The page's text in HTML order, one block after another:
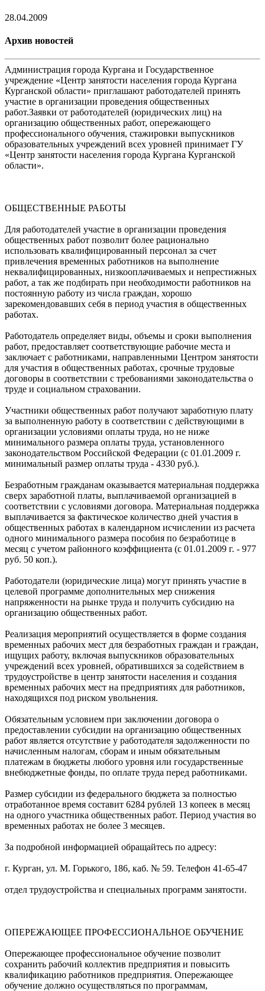
28.04.2009
Архив новостей
Администрация города Кургана и Государственное
учреждение «Центр занятости населения города Кургана
Курганской области» приглашают работодателей принять
участие в организации проведения общественных
работ.Заявки от работодателей (юридических лиц) на
организацию общественных работ, опережающего
профессионального обучения, стажировки выпускников
образовательных учреждений всех уровней принимает ГУ
«Центр занятости населения города Кургана Курганской
области».
ОБЩЕСТВЕННЫЕ РАБОТЫ
Для работодателей участие в организации проведения
общественных работ позволит более рационально
использовать квалифицированный персонал за счет
привлечения временных работников на выполнение
неквалифицированных, низкооплачиваемых и непрестижных
работ, а так же подбирать при необходимости работников на
постоянную работу из числа граждан, хорошо
зарекомендовавших себя в период участия в общественных
работах.
Работодатель определяет виды, объемы и сроки выполнения
работ, предоставляет соответствующие рабочие места и
заключает с работниками, направленными Центром занятости
для участия в общественных работах, срочные трудовые
договоры в соответствии с требованиями законодательства о
труде и социальном страховании.
Участники общественных работ получают заработную плату
за выполненную работу в соответствии с действующими в
организации условиями оплаты труда, но не ниже
минимального размера оплаты труда, установленного
законодательством Российской Федерации (с 01.01.2009 г.
минимальный размер оплаты труда - 4330 руб.).
Безработным гражданам оказывается материальная поддержка
сверх заработной платы, выплачиваемой организацией в
соответствии с условиями договора. Материальная поддержка
выплачивается за фактическое количество дней участия в
общественных работах в календарном исчислении из расчета
одного минимального размера пособия по безработице в
месяц с учетом районного коэффициента (с 01.01.2009 г. - 977
руб. 50 коп.).
Работодатели (юридические лица) могут принять участие в
целевой программе дополнительных мер снижения
напряженности на рынке труда и получить субсидию на
организацию общественных работ.
Реализация мероприятий осуществляется в форме создания
временных рабочих мест для безработных граждан и граждан,
ищущих работу, включая выпускников образовательных
учреждений всех уровней, обратившихся за содействием в
трудоустройстве в центр занятости населения и создания
временных рабочих мест на предприятиях для работников,
находящихся под риском увольнения.
Обязательным условием при заключении договора о
предоставлении субсидии на организацию общественных
работ является отсутствие у работодателя задолженности по
начисленным налогам, сборам и иным обязательным
платежам в бюджеты любого уровня или государственные
внебюджетные фонды, по оплате труда перед работниками.
Размер субсидии из федерального бюджета за полностью
отработанное время составит 6284 рублей 13 копеек в месяц
на одного участника общественных работ. Период участия во
временных работах не более 3 месяцев.
За подробной информацией обращайтесь по адресу:
г. Курган, ул. М. Горького, 186, каб. № 59. Телефон 41-65-47
отдел трудоустройства и специальных программ занятости.
ОПЕРЕЖАЮЩЕЕ ПРОФЕССИОНАЛЬНОЕ ОБУЧЕНИЕ
Опережающее профессиональное обучение позволит
сохранить рабочий коллектив предприятия и повысить
квалификацию работников предприятия. Опережающее
обучение должно осуществляться по программам,